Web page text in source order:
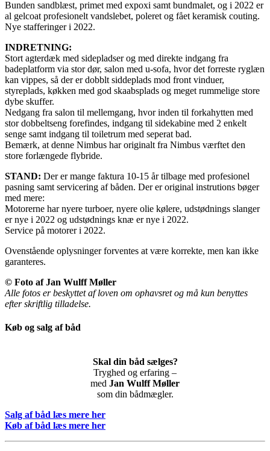
Bunden sandblæst, primet med expoxi samt bundmalet, og i 2022 er
al gelcoat profesionelt vandslebet, poleret og fået keramisk couting.
Nye stafferinger i 2022.
INDRETNING:
Stort agterdæk med sidepladser og med direkte indgang fra
badeplatform via stor dør, salon med u-sofa, hvor det forreste ryglæn
kan vippes, så der er dobblt siddeplads mod front vinduer,
styreplads, køkken med god skaabsplads og meget rummelige store
dybe skuffer.
Nedgang fra salon til mellemgang, hvor inden til forkahytten med
stor dobbeltseng forefindes, indgang til sidekabine med 2 enkelt
senge samt indgang til toiletrum med seperat bad.
Bemærk, at denne Nimbus har originalt fra Nimbus værftet den
store forlængede flybride.
STAND: Der er mange faktura 10-15 år tilbage med profesionel
pasning samt servicering af båden. Der er original instrutions bøger
med mere:
Motorerne har nyere turboer, nyere olie kølere, udstødnings slanger
er nye i 2022 og udstødnings knæ er nye i 2022.
Service på motorer i 2022.
Ovenstående oplysninger forventes at være korrekte, men kan ikke
garanteres.
© Foto af Jan Wulff Møller
Alle fotos er beskyttet af loven om ophavsret og må kun benyttes
efter skriftlig tilladelse.
Køb og salg af båd
Skal din båd sælges?
Tryghed og erfaring –
med Jan Wulff Møller
som din bådmægler.
Salg af båd læs mere her
Køb af båd læs mere her